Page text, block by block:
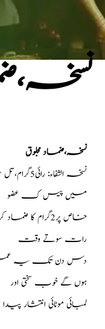
نسخہ،ضماد مجلوق
میں پیس ک عضو
خاص پر2گرام کا
رات سوتے وقت
دس دن تک یہ عمل
ہوں گے خوب سختی اور
لمبائی موٹائی انتشار پیدا